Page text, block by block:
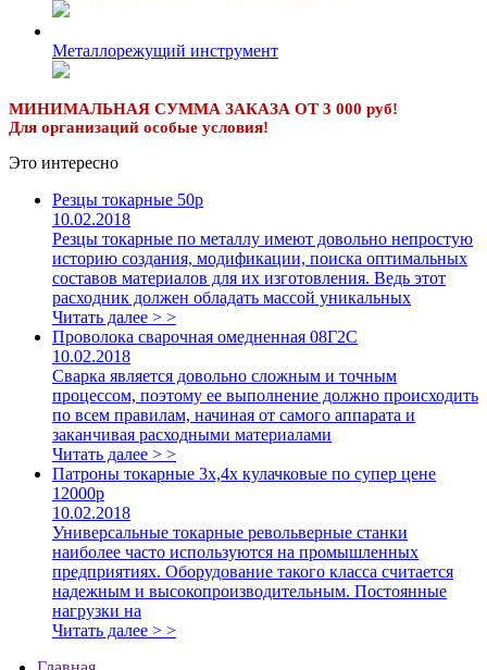
Металлорежущий инструмент
МИНИМАЛЬНАЯ СУММА ЗАКАЗА ОТ 3 000 руб!
Для организаций особые условия!
Это интересно
Резцы токарные 50р
10.02.2018
Резцы токарные по металлу имеют довольно непростую
историю создания, модификации, поиска оптимальных
составов материалов для их изготовления. Ведь этот
расходник должен обладать массой уникальных
Читать далее > >
Проволока сварочная омедненная 08Г2С
10.02.2018
Сварка является довольно сложным и точным
процессом, поэтому ее выполнение должно происходить
по всем правилам, начиная от самого аппарата и
заканчивая расходными материалами
Читать далее > >
Патроны токарные 3х,4х кулачковые по супер цене
12000р
10.02.2018
Универсальные токарные револьверные станки
наиболее часто используются на промышленных
предприятиях. Оборудование такого класса считается
надежным и высокопроизводительным. Постоянные
нагрузки на
Читать далее > >